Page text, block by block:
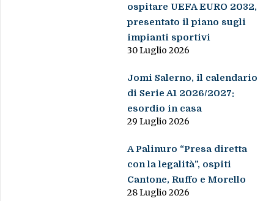
ospitare UEFA EURO 2032,
presentato il piano sugli
impianti sportivi
30 Luglio 2026
Jomi Salerno, il calendario
di Serie A1 2026/2027:
esordio in casa
29 Luglio 2026
A Palinuro “Presa diretta
con la legalità”, ospiti
Cantone, Ruffo e Morello
28 Luglio 2026